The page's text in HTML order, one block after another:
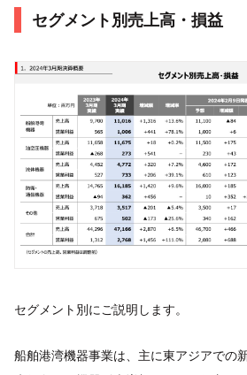
セグメント別売上高・損益
セグメント別にご説明します。
船舶港湾機器事業は、主に東アジアでの